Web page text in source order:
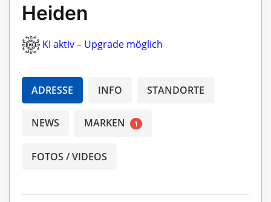
Heiden
KI aktiv – Upgrade möglich
ADRESSE INFO STANDORTE
NEWS MARKEN 1
FOTOS / VIDEOS